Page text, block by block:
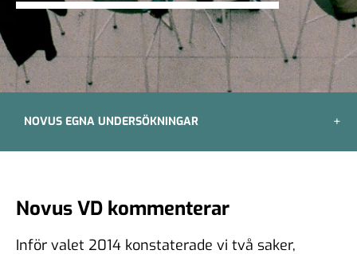
NOVUS EGNA UNDERSÖKNINGAR
Novus VD kommenterar
Inför valet 2014 konstaterade vi två saker,